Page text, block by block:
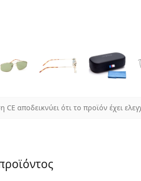
αποδεικνύει ότι το προϊόν έχει